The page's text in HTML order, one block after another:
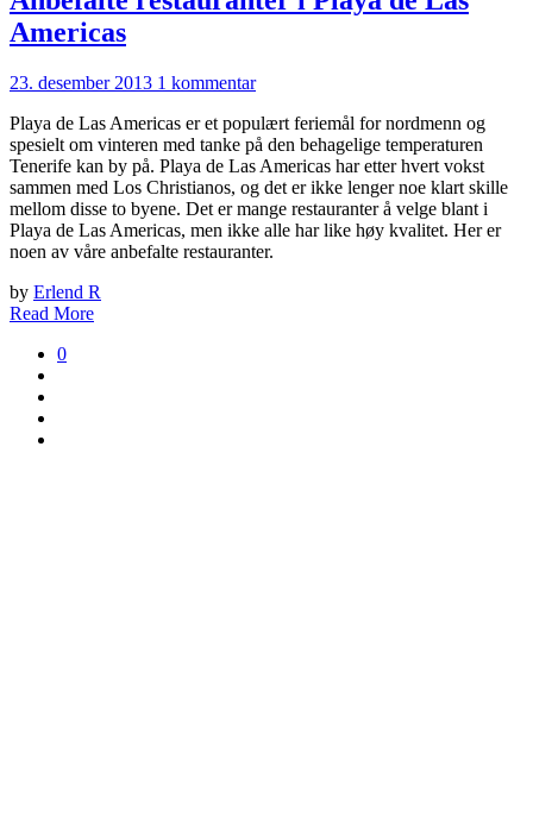
Americas
23. desember 2013 1 kommentar
Playa de Las Americas er et populært feriemål for nordmenn og
spesielt om vinteren med tanke på den behagelige temperaturen
Tenerife kan by på. Playa de Las Americas har etter hvert vokst
sammen med Los Christianos, og det er ikke lenger noe klart skille
mellom disse to byene. Det er mange restauranter å velge blant i
Playa de Las Americas, men ikke alle har like høy kvalitet. Her er
noen av våre anbefalte restauranter.
by Erlend R
Read More
0